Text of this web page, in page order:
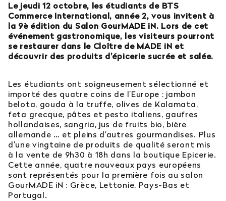
Le jeudi 12 octobre, les étudiants de BTS
Commerce International, année 2, vous invitent à
la 9è édition du Salon GourMADE iN. Lors de cet
événement gastronomique, les visiteurs pourront
se restaurer dans le Cloître de MADE iN et
découvrir des produits d’épicerie sucrée et salée.
Les étudiants ont soigneusement sélectionné et
importé des quatre coins de l’Europe : jambon
belota, gouda à la truffe, olives de Kalamata,
feta grecque, pâtes et pesto italiens, gaufres
hollandaises, sangria, jus de fruits bio, bière
allemande … et pleins d’autres gourmandises. Plus
d’une vingtaine de produits de qualité seront mis
à la vente de 9h30 à 18h dans la boutique Epicerie.
Cette année, quatre nouveaux pays européens
sont représentés pour la première fois au salon
GourMADE iN : Grèce, Lettonie, Pays-Bas et
Portugal.
Orientation : vous ne trouvez
pas votre réponse ?
Contactez notre service orientation
04 81 92 60 83